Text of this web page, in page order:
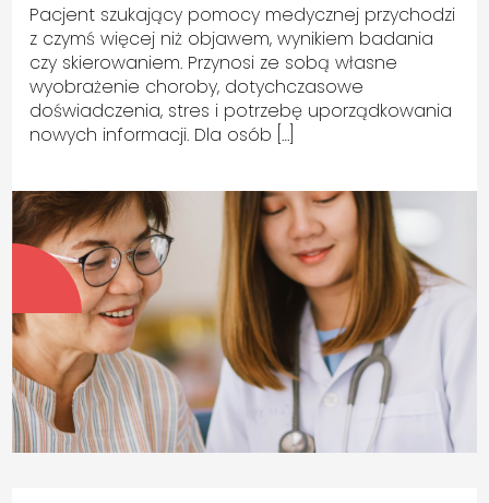
Pacjent szukający pomocy medycznej przychodzi
z czymś więcej niż objawem, wynikiem badania
czy skierowaniem. Przynosi ze sobą własne
wyobrażenie choroby, dotychczasowe
doświadczenia, stres i potrzebę uporządkowania
nowych informacji. Dla osób […]